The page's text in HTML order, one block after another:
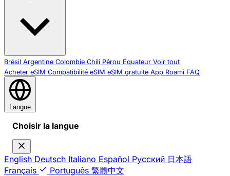
Brésil Argentine Colombie Chili Pérou Équateur Voir tout
Acheter eSIM Compatibilité eSIM eSIM gratuite App Roami FAQ
Langue
Choisir la langue
English Deutsch Italiano Español Русский 日本語
Français
Português 繁體中文